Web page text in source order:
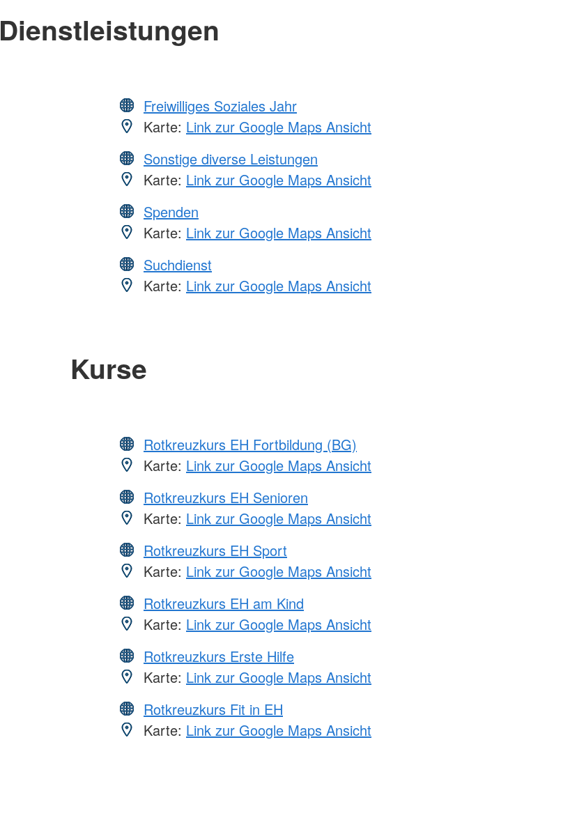
Dienstleistungen
Freiwilliges Soziales Jahr
Karte: Link zur Google Maps Ansicht
Sonstige diverse Leistungen
Karte: Link zur Google Maps Ansicht
Spenden
Karte: Link zur Google Maps Ansicht
Suchdienst
Karte: Link zur Google Maps Ansicht
Kurse
Rotkreuzkurs EH Fortbildung (BG)
Karte: Link zur Google Maps Ansicht
Rotkreuzkurs EH Senioren
Karte: Link zur Google Maps Ansicht
Rotkreuzkurs EH Sport
Karte: Link zur Google Maps Ansicht
Rotkreuzkurs EH am Kind
Karte: Link zur Google Maps Ansicht
Rotkreuzkurs Erste Hilfe
Karte: Link zur Google Maps Ansicht
Rotkreuzkurs Fit in EH
Karte: Link zur Google Maps Ansicht